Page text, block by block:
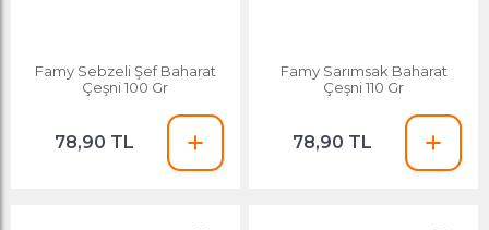
Famy Sebzeli Şef Baharat
Çeşni 100 Gr
78,90 TL
Famy Sarımsak Baharat
Çeşni 110 Gr
78,90 TL